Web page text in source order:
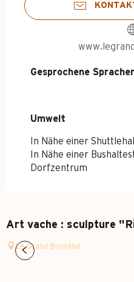
Gesprochene
Gesprochene
Umwelt
Umwelt
In Nähe einer
In Nähe einer
Dorfzentrum
Art vache : sculpture
Le Grand-Bornand